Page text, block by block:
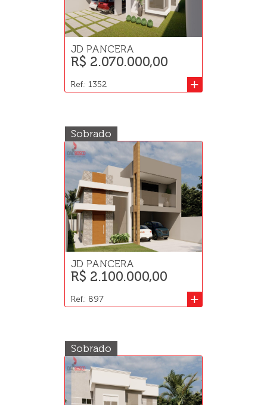
JD PANCERA
R$ 2.070.000,00
+
Ref.: 1352
Sobrado
JD PANCERA
R$ 2.100.000,00
+
Ref.: 897
Sobrado